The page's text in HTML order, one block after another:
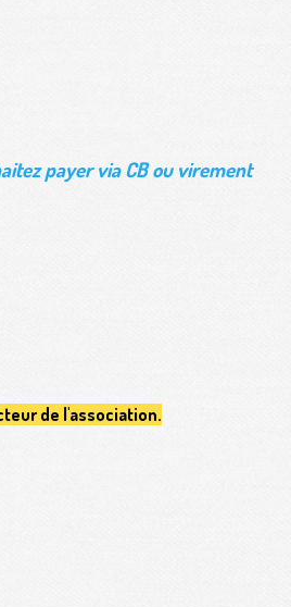
payer via CB ou virement
de l'association.